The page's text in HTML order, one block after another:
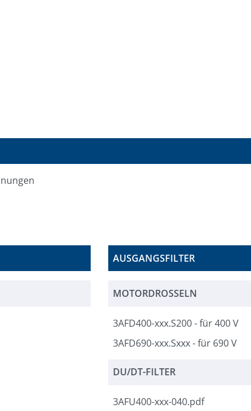
AUSGANGSFILTER
MOTORDROSSELN
3AFD400-xxx.S200 - für 400 V
3AFD690-xxx.Sxxx - für 690 V
DU/DT-FILTER
3AFU400-xxx-040.pdf